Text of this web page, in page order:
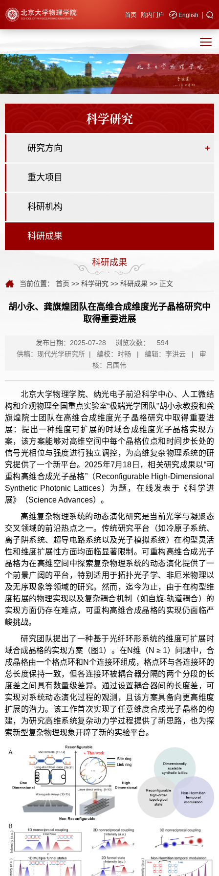
快速导航 首页 院内门户 English |
科学研究
研究方向 +
重大项目
科研机构
科研成果
科研成果
当前位置： 首页 >> 科学研究 >> 科研成果 >> 正文
胡小永、龚旗煌团队在高维合成维度光子晶格研究中
取得重要进展
发布日期：2025-07-28 浏览次数：
594
供稿：现代光学研究所 | 编校：时畅 | 编辑：李洪云 | 审
核：吕国伟
北京大学物理学院、纳光电子前沿科学中心、人工微结
构和介观物理全国重点实验室“极端光学团队”胡小永教授和龚
旗煌院士团队在高维合成维度光子晶格研究中取得重要进
展：提出一种维度可扩展的时域合成维度光子晶格实现方
案，该方案能够对高维空间中每个晶格位点和时间步长处的
信号光相位与强度进行独立调控，为高维复杂物理系统的研
究提供了一个新平台。2025年7月18日，相关研究成果以“可
重构高维合成光子晶格”（Reconfigurable High-Dimensional
Synthetic Photonic Lattices）为题，在线发表于《科学进
展》（Science Advances）。
高维复杂物理系统的动态演化研究是当前光学与凝聚态
交叉领域的前沿热点之一。传统研究平台（如冷原子系统、
离子阱系统、超导电路系统以及光子模拟系统）在构型灵活
性和维度扩展性方面均面临显著限制。可重构高维合成光子
晶格为在高维空间中探索复杂物理系统的动态演化提供了一
个前景广阔的平台，特别适用于拓扑光子学、非厄米物理以
及无序现象等领域的研究。然而，迄今为止，由于在构型维
度拓展的物理实现以及复杂耦合机制（如自旋-轨道耦合）的
实现方面仍存在难点，可重构高维合成晶格的实现仍面临严
峻挑战。
研究团队提出了一种基于光纤环形系统的维度可扩展时
域合成晶格的实现方案（图1）。在N维（N ≥ 1）问题中，合
成晶格由一个格点环和N个连接环组成，格点环与各连接环的
总长度保持一致，但各连接环被耦合器分隔的两个分段的长
度差之间具有数量级差异。通过设置耦合器间的长度差，可
实现对系统动态演化过程的观测，且该方案具备向更高维度
扩展的潜力。该工作首次实现了任意维度合成光子晶格的构
建，为研究高维系统复杂动力学过程提供了新思路，也为探
索新型复杂物理现象开辟了新的实验平台。